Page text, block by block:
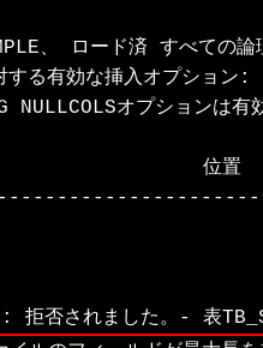
、 ロード済 すべての論
する有効な挿入オプション:
NULLCOLSオプションは有
位置